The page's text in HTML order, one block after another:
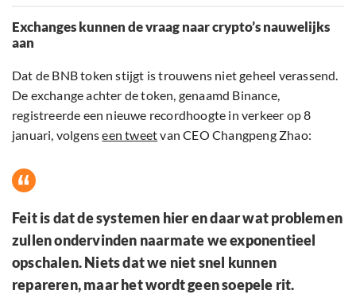
Exchanges kunnen de vraag naar crypto’s nauwelijks
aan
Dat de BNB token stijgt is trouwens niet geheel verassend.
De exchange achter de token, genaamd Binance,
registreerde een nieuwe recordhoogte in verkeer op 8
januari, volgenseen tweetvan CEO Changpeng Zhao:
Feit is dat de systemen hier en daar wat problemen
zullen ondervinden naarmate we exponentieel
opschalen. Niets dat we niet snel kunnen
repareren, maar het wordt geen soepele rit.